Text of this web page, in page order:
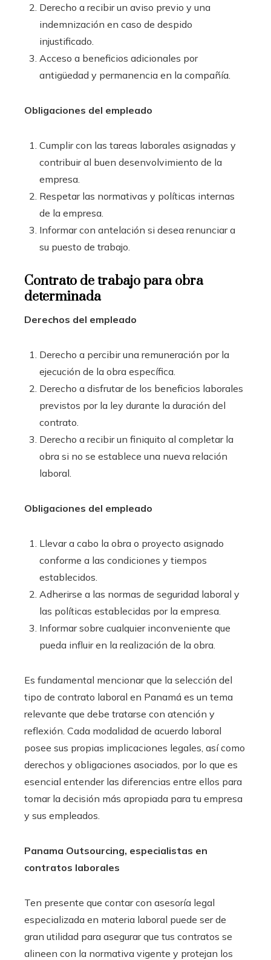
Derecho a recibir un aviso previo y una
indemnización en caso de despido
injustificado.
Acceso a beneficios adicionales por
antigüedad y permanencia en la compañía.
Obligaciones del empleado
Cumplir con las tareas laborales asignadas y
contribuir al buen desenvolvimiento de la
empresa.
Respetar las normativas y políticas internas
de la empresa.
Informar con antelación si desea renunciar a
su puesto de trabajo.
Contrato de trabajo para obra
determinada
Derechos del empleado
Derecho a percibir una remuneración por la
ejecución de la obra específica.
Derecho a disfrutar de los beneficios laborales
previstos por la ley durante la duración del
contrato.
Derecho a recibir un finiquito al completar la
obra si no se establece una nueva relación
laboral.
Obligaciones del empleado
Llevar a cabo la obra o proyecto asignado
conforme a las condiciones y tiempos
establecidos.
Adherirse a las normas de seguridad laboral y
las políticas establecidas por la empresa.
Informar sobre cualquier inconveniente que
pueda influir en la realización de la obra.
Es fundamental mencionar que la selección del
tipo de contrato laboral en Panamá es un tema
relevante que debe tratarse con atención y
reflexión. Cada modalidad de acuerdo laboral
posee sus propias implicaciones legales, así como
derechos y obligaciones asociados, por lo que es
esencial entender las diferencias entre ellos para
tomar la decisión más apropiada para tu empresa
y sus empleados.
Panama Outsourcing, especialistas en
contratos laborales
Ten presente que contar con asesoría legal
especializada en materia laboral puede ser de
gran utilidad para asegurar que tus contratos se
alineen con la normativa vigente y protejan los